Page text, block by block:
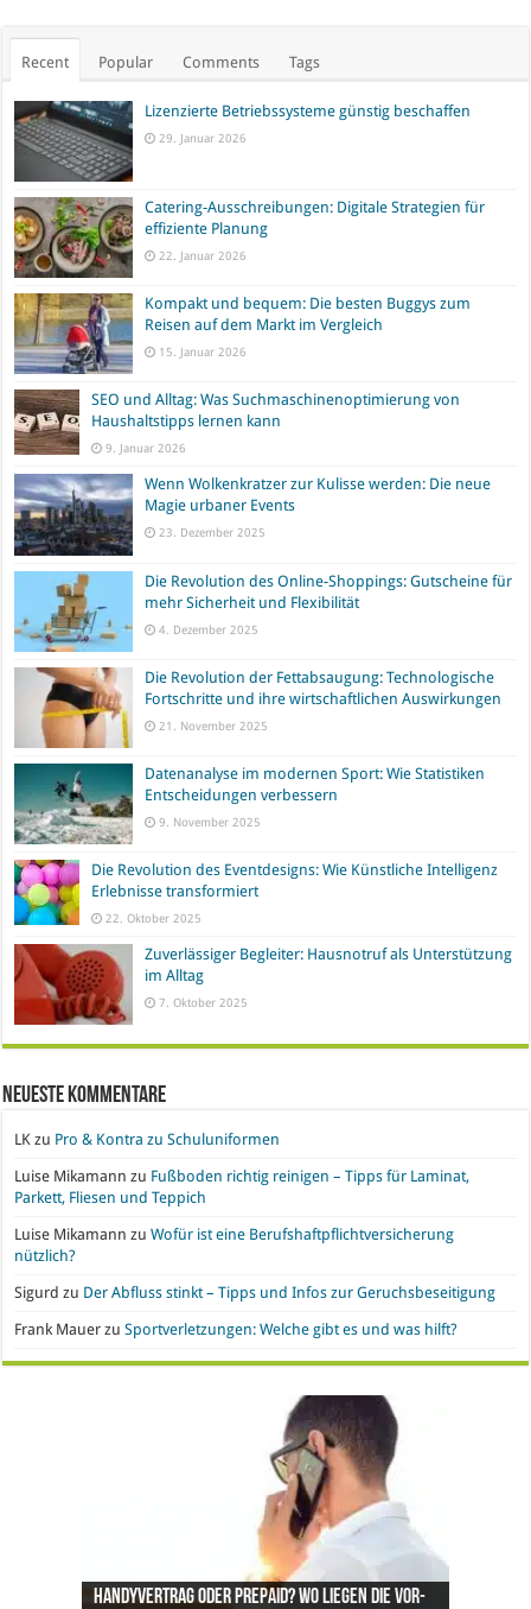
Recent Popular Comments Tags
Lizenzierte Betriebssysteme günstig beschaffen
29. Januar 2026
Catering-Ausschreibungen: Digitale Strategien für
effiziente Planung
22. Januar 2026
Kompakt und bequem: Die besten Buggys zum
Reisen auf dem Markt im Vergleich
15. Januar 2026
SEO und Alltag: Was Suchmaschinenoptimierung von
Haushaltstipps lernen kann
9. Januar 2026
Wenn Wolkenkratzer zur Kulisse werden: Die neue
Magie urbaner Events
23. Dezember 2025
Die Revolution des Online-Shoppings: Gutscheine für
mehr Sicherheit und Flexibilität
4. Dezember 2025
Die Revolution der Fettabsaugung: Technologische
Fortschritte und ihre wirtschaftlichen Auswirkungen
21. November 2025
Datenanalyse im modernen Sport: Wie Statistiken
Entscheidungen verbessern
9. November 2025
Die Revolution des Eventdesigns: Wie Künstliche Intelligenz
Erlebnisse transformiert
22. Oktober 2025
Zuverlässiger Begleiter: Hausnotruf als Unterstützung
im Alltag
7. Oktober 2025
Neueste Kommentare
LK zu Pro & Kontra zu Schuluniformen
Luise Mikamann zu Fußboden richtig reinigen – Tipps für Laminat,
Parkett, Fliesen und Teppich
Luise Mikamann zuWofür ist eine Berufshaftpflichtversicherung
nützlich?
Sigurd zu Der Abfluss stinkt – Tipps und Infos zur Geruchsbeseitigung
Frank Mauer zuSportverletzungen: Welche gibt es und was hilft?
Handyvertrag oder Prepaid? Wo liegen die Vor-
Nachgefragt: Ist Gold eine geeignete
Büroeinrichtung und IT leasen: Hier liegen die
Pro & Kontra – künstliche Pflanzen vs. echte
Synthetische Kleidung – Vor- und Nachteile von